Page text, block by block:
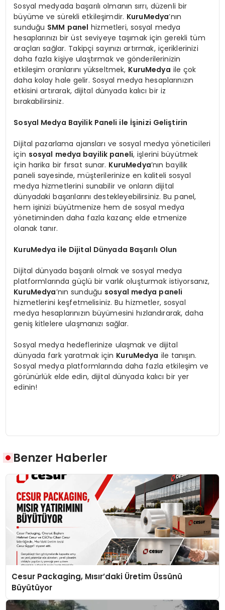
Sosyal medyada başarılı olmanın sırrı, düzenli bir
büyüme ve sürekli etkileşimdir. KuruMedya’nın
sunduğu SMM panel hizmetleri, sosyal medya
hesaplarınızı bir üst seviyeye taşımak için gerekli tüm
araçları sağlar. Takipçi sayınızı artırmak, içeriklerinizi
daha fazla kişiye ulaştırmak ve gönderilerinizin
etkileşim oranlarını yükseltmek, KuruMedya ile çok
daha kolay hale gelir. Sosyal medya hesaplarınızın
etkisini artırarak, dijital dünyada kalıcı bir iz
bırakabilirsiniz.
Sosyal Medya Bayilik Paneli ile İşinizi Geliştirin
Dijital pazarlama ajansları ve sosyal medya yöneticileri
için sosyal medya bayilik paneli, işlerini büyütmek
için harika bir fırsat sunar. KuruMedya’nın bayilik
paneli sayesinde, müşterilerinize en kaliteli sosyal
medya hizmetlerini sunabilir ve onların dijital
dünyadaki başarılarını destekleyebilirsiniz. Bu panel,
hem işinizi büyütmenize hem de sosyal medya
yönetiminden daha fazla kazanç elde etmenize
olanak tanır.
KuruMedya ile Dijital Dünyada Başarılı Olun
Dijital dünyada başarılı olmak ve sosyal medya
platformlarında güçlü bir varlık oluşturmak istiyorsanız,
KuruMedya’nın sunduğu sosyal medya paneli
hizmetlerini keşfetmelisiniz. Bu hizmetler, sosyal
medya hesaplarınızın büyümesini hızlandırarak, daha
geniş kitlelere ulaşmanızı sağlar.
Sosyal medya hedeflerinize ulaşmak ve dijital
dünyada fark yaratmak için KuruMedya ile tanışın.
Sosyal medya platformlarında daha fazla etkileşim ve
görünürlük elde edin, dijital dünyada kalıcı bir yer
edinin!
Benzer Haberler
Cesur Packaging, Mısır’daki Üretim Üssünü
Büyütüyor